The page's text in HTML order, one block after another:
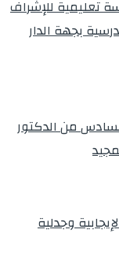
يتفقد 12 مؤسسة تعليمية للإشراف
بجهة الدار
من الدكتور
وجدلية